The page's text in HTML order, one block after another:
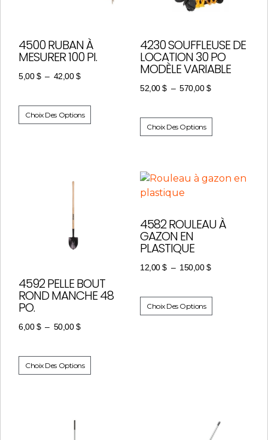
4500 RUBAN À
MESURER 100 PI.
5,00$ – 42,00$
Choix Des Options
4230 SOUFFLEUSE DE
LOCATION 30 PO
MODÈLE VARIABLE
52,00$ – 570,00$
Choix Des Options
4592 PELLE BOUT
ROND MANCHE 48
PO.
6,00$ – 50,00$
Choix Des Options
4582 ROULEAU À
GAZON EN
PLASTIQUE
12,00$ – 150,00$
Choix Des Options